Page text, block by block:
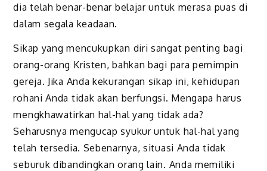
dia telah benar-benar belajar untuk merasa puas di
dalam segala keadaan.
Sikap yang mencukupkan diri sangat penting bagi
orang-orang Kristen, bahkan bagi para pemimpin
gereja. Jika Anda kekurangan sikap ini, kehidupan
rohani Anda tidak akan berfungsi. Mengapa harus
mengkhawatirkan hal-hal yang tidak ada?
Seharusnya mengucap syukur untuk hal-hal yang
telah tersedia. Sebenarnya, situasi Anda tidak
seburuk dibandingkan orang lain. Anda memiliki